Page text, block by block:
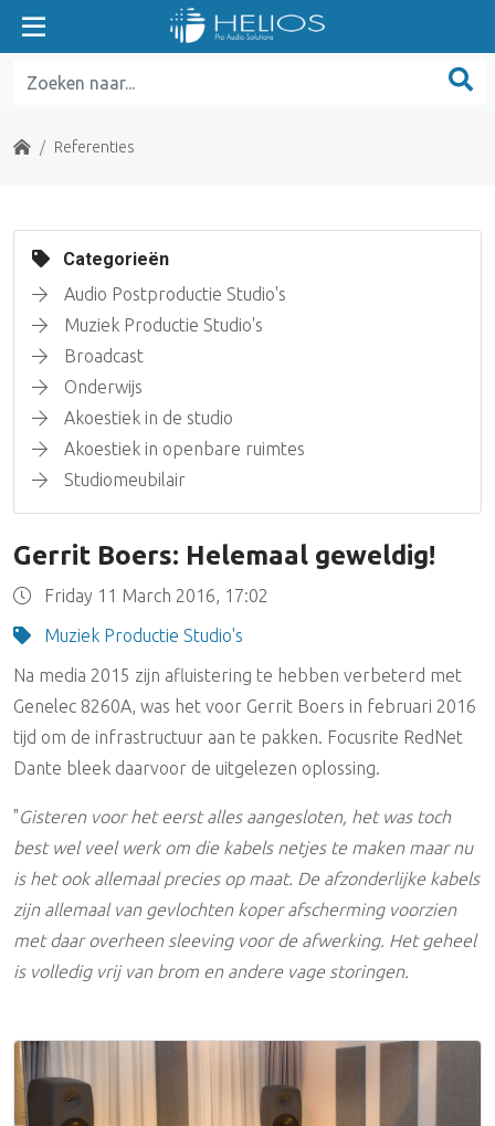
Home Referenties
Gerrit Boers: Helemaal geweldig!
Friday 11 March 2016, 17:02
Muziek Productie Studio's
Na media 2015 zijn afluistering te hebben verbeterd met
Genelec 8260A, was het voor Gerrit Boers in februari 2016
tijd om de infrastructuur aan te pakken. Focusrite RedNet
Dante bleek daarvoor de uitgelezen oplossing.
"Gisteren voor het eerst alles aangesloten, het was toch
best wel veel werk om die kabels netjes te maken maar nu
is het ook allemaal precies op maat. De afzonderlijke kabels
zijn allemaal van gevlochten koper afscherming voorzien
met daar overheen sleeving voor de afwerking. Het geheel
is volledig vrij van brom en andere vage storingen.
Categorieën
Audio Postproductie Studio's
Muziek Productie Studio's
Broadcast
Onderwijs
Akoestiek in de studio
Akoestiek in openbare ruimtes
Studiomeubilair